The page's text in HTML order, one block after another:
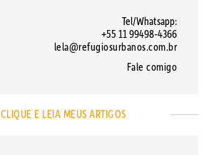
Tel/Whatsapp:
+55 11 99498-4366
lela@refugiosurbanos.com.br
Fale comigo
CLIQUE E LEIA MEUS ARTIGOS